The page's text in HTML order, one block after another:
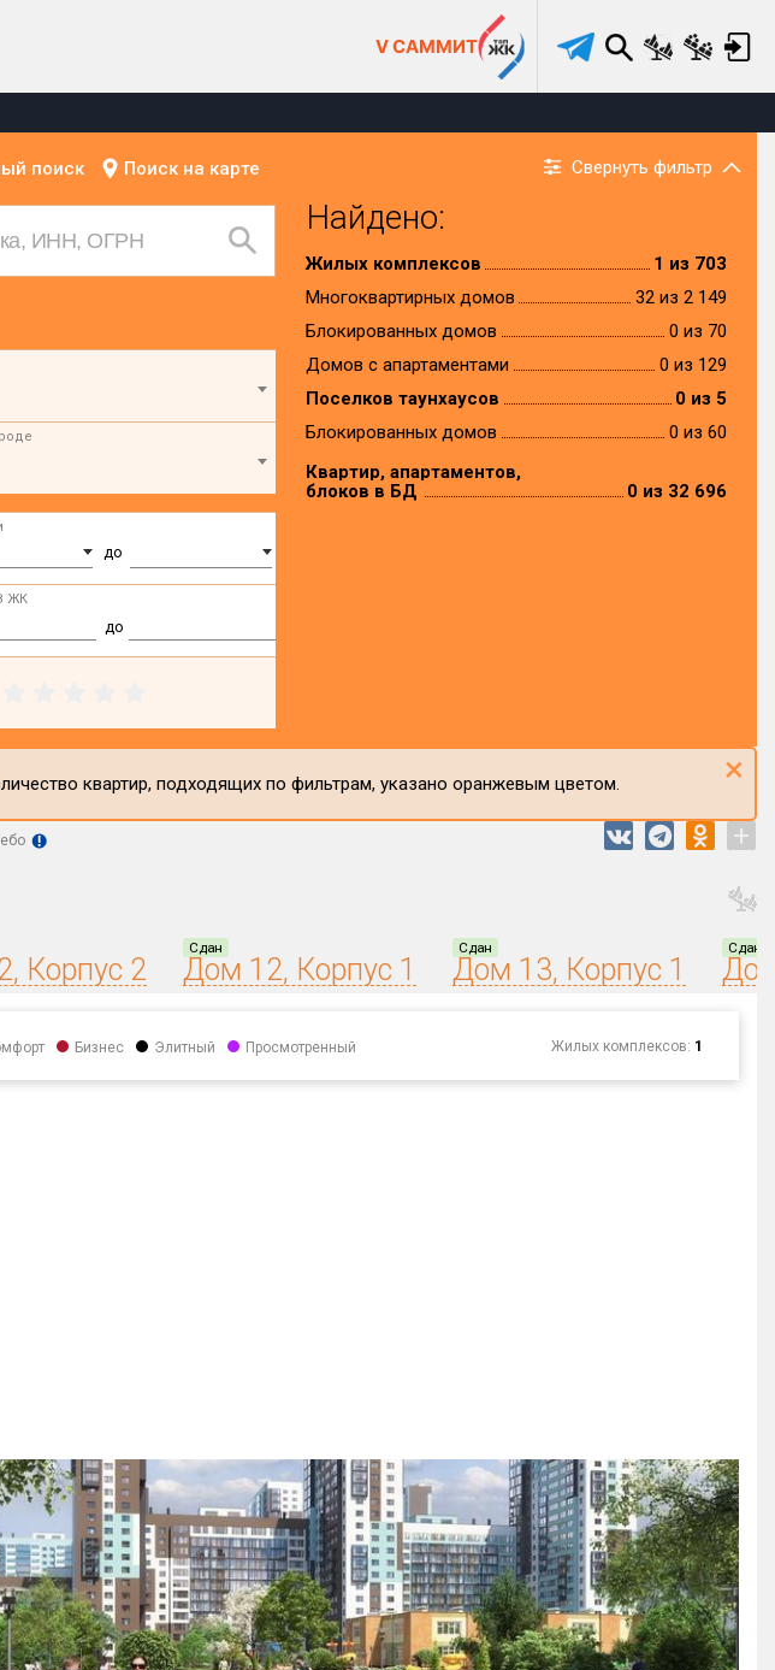
V САММИТ
поиск Поиск на карте Свернуть фильтр
до
ЖК
до
Найдено:
Жилых комплексов
1 из 703
Многоквартирных домов
32 из 2 149
Блокированных домов
0 из 70
Домов с апартаментами
0 из 129
Поселков таунхаусов
0 из 5
Блокированных домов
0 из 60
Квартир, апартаментов,
блоков в БД
0 из 32 696
квартир, подходящих по фильтрам, указано оранжевым цветом. ×
+
Корпус 2
Сдан
Дом 12, Корпус 1
Сдан
Дом 13, Корпус 1
Сдан
Бизнес Элитный Просмотренный Жилых комплексов: 1